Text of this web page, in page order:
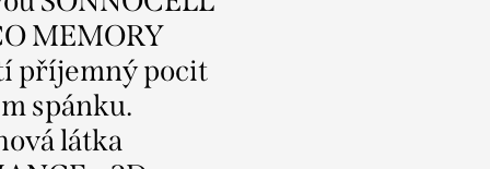
MEMORY
příjemný pocit
spánku.
látka